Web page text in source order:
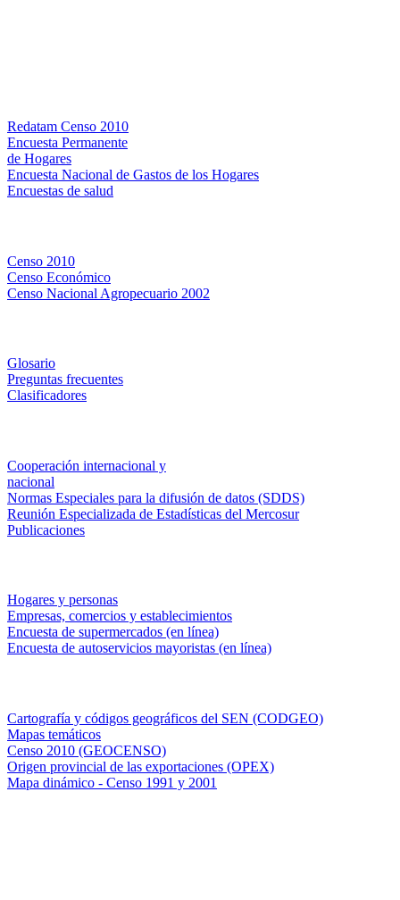
Redatam Censo 2010
Encuesta Permanente
de Hogares
Encuesta Nacional de Gastos de los Hogares
Encuestas de salud
Censo 2010
Censo Económico
Censo Nacional Agropecuario 2002
Glosario
Preguntas frecuentes
Clasificadores
Cooperación internacional y
nacional
Normas Especiales para la difusión de datos (SDDS)
Reunión Especializada de Estadísticas del Mercosur
Publicaciones
Hogares y personas
Empresas, comercios y establecimientos
Encuesta de supermercados (en línea)
Encuesta de autoservicios mayoristas (en línea)
Cartografía y códigos geográficos del SEN (CODGEO)
Mapas temáticos
Censo 2010 (GEOCENSO)
Origen provincial de las exportaciones (OPEX)
Mapa dinámico - Censo 1991 y 2001